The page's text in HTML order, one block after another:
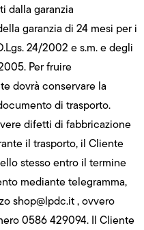
dalla garanzia
garanzia di 24 mesi per i
24/2002 e s.m. e degli
Per fruire
dovrà conservare la
di trasporto.
difetti di fabbricazione
il trasporto, il Cliente
stesso entro il termine
mediante telegramma,
shop@lpdc.it, ovvero
0586 429094. Il Cliente